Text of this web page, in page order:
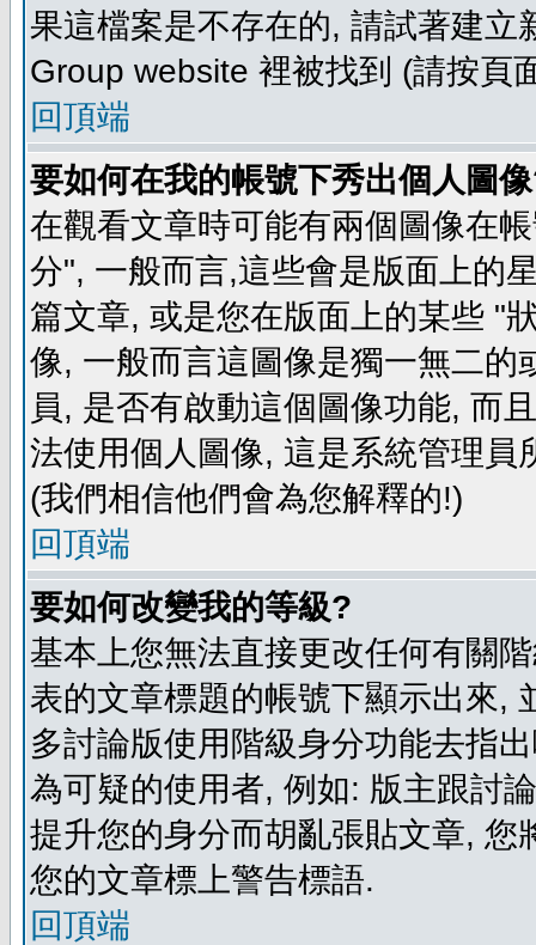
果這檔案是不存在的, 請試著建
Group website 裡被找到 (請按頁
回頂端
要如何在我的帳號下秀出個人圖
在觀看文章時可能有兩個圖像在
分", 一般而言,這些會是版面上的
篇文章, 或是您在版面上的某些 "
像, 一般而言這圖像是獨一無二
員, 是否有啟動這個圖像功能, 而
法使用個人圖像, 這是系統管理
(我們相信他們會為您解釋的!)
回頂端
要如何改變我的等級?
基本上您無法直接更改任何有關
表的文章標題的帳號下顯示出來,
多討論版使用階級身分功能去指
為可疑的使用者, 例如: 版主跟討
提升您的身分而胡亂張貼文章,
您的文章標上警告標語.
回頂端